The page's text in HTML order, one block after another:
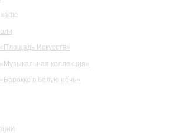
кафе
Искусств»
коллекция»
в белую ночь»